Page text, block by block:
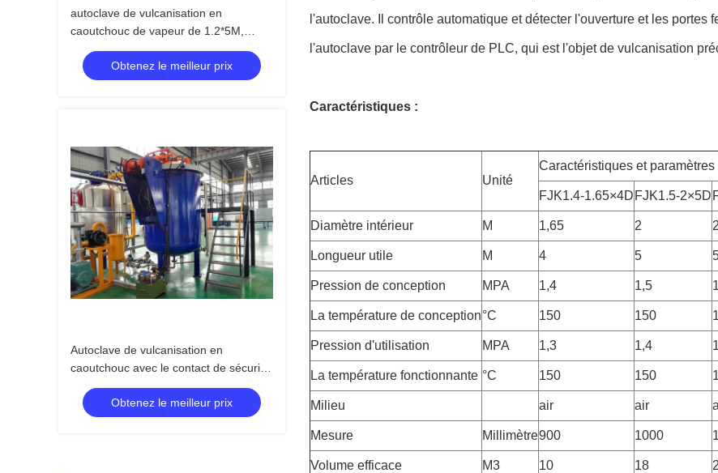
autoclave de vulcanisation en
caoutchouc de vapeur de 1.2*5M,
pression hydraulique d'autoclave
industrielObtenez le meilleur prix
Autoclave de vulcanisation en
caoutchouc avec le contact de sécurité,
la pression à hautes températures et
basse de contrôle automatique
Obtenez le meilleur prix
l'autoclave. Il contrôle automatique et détecter l'ouverture et les portes
l'autoclave par le contrôleur de PLC, qui est l'objet de vulcanisation
Caractéristiques :
Articles Unité
Caractéristiques et paramètres
FJK1.4-1.65×4D FJK1.5-2×5D
Diamètre intérieur M 1,65 2
Longueur utile M 4 5
Pression de conception MPA 1,4 1,5
La température de conception°C 150 150
Pression d'utilisation MPA 1,3 1,4
La température fonctionnante °C 150 150
Milieu air air
Mesure Millimètre900 1000
Volume efficace M3 10 18